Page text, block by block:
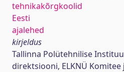
tehnikakõrgkoolid
Eesti
ajalehed
kirjeldus
Tallinna Polütehnilise
direktsiooni, ELKNÜ